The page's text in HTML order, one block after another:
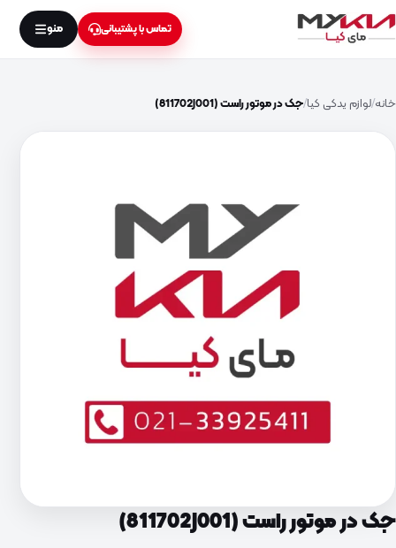
تماس با پشتیبانی منو
خانه لوازم یدکی کیا جک در موتور راست (811702J001)
جک در موتور راست (811702J001)